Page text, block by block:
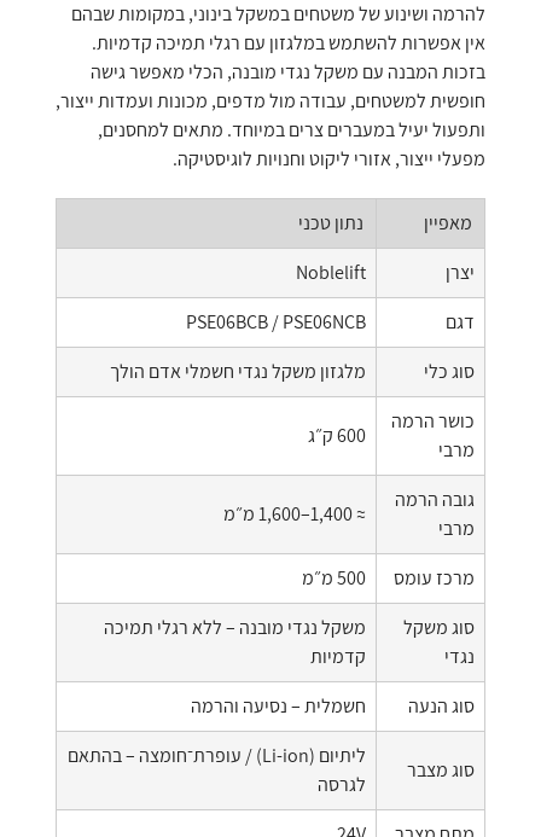
להרמה ושינוע של משטחים במשקל בינוני, במקומות שבהם
אין אפשרות להשתמש במלגזון עם רגלי תמיכה קדמיות.
בזכות המבנה עם משקל נגדי מובנה, הכלי מאפשר גישה
חופשית למשטחים, עבודה מול מדפים, מכונות ועמדות ייצור,
ותפעול יעיל במעברים צרים במיוחד. מתאים למחסנים,
מפעלי ייצור, אזורי ליקוט וחנויות לוגיסטיקה.
מאפיין
נתון טכני
יצרן
Noblelift
דגם
PSE06BCB / PSE06NCB
סוג כלי
מלגזון משקל נגדי חשמלי אדם הולך
כושר הרמה
מרבי
600 ק״ג
גובה הרמה
מרבי
≈ 1,400–1,600 מ״מ
מרכז עומס
500 מ״מ
סוג משקל
נגדי
משקל נגדי מובנה – ללא רגלי תמיכה
קדמיות
סוג הנעה
חשמלית – נסיעה והרמה
סוג מצבר
ליתיום (Li-ion) / עופרת־חומצה – בהתאם
לגרסה